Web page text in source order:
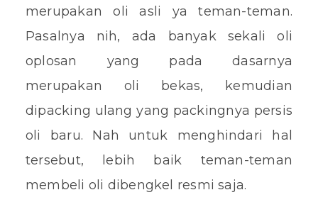
merupakan oli asli ya teman-teman.
Pasalnya nih, ada banyak sekali oli
oplosan yang pada dasarnya
merupakan oli bekas, kemudian
dipacking ulang yang packingnya persis
oli baru. Nah untuk menghindari hal
tersebut, lebih baik teman-teman
membeli oli dibengkel resmi saja.